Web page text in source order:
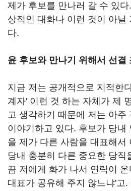
제가 후보를 만나러 갈 수 있
상적인 대화나 이런 것이 아닐
다.
윤 후보와 만나기 위해서 선결
지금 저는 공개적으로 지적한
계자' 이런 것 하는 자체가 제
고 생각하기 때문에 저는 아주
이야기하고 있다. 후보가 당내
을 제가 다른 사람을 대표해서
당내 충분히 다른 중요한 당직
끔 저에게 화가 나서 연락이 온
대표가 공유해 주지 않느냐'고